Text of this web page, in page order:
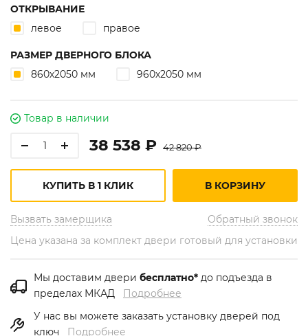
ОТКРЫВАНИЕ
левое
правое
РАЗМЕР ДВЕРНОГО БЛОКА
860х2050 мм
960х2050 мм
Товар в наличии
38 538 ₽ 42 820 ₽
Вызвать замерщика Обратный звонок
КУПИТЬ В 1 КЛИК В КОРЗИНУ
Цена указана за комплект двери готовый для установки
Мы доставим двери бесплатно* до подъезда в
пределах МКАД Подробнее
У нас вы можете заказать установку дверей под
ключ Подробнее